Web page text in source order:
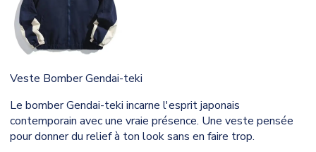
Veste Bomber Gendai-teki
Le bomber Gendai-teki incarne l'esprit japonais
contemporain avec une vraie présence. Une veste pensée
pour donner du relief à ton look sans en faire trop.